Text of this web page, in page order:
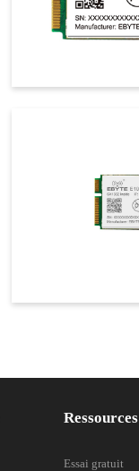
Ressources
Essai gratuit